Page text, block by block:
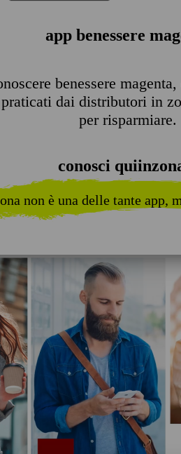
app benessere
benessere
dai distributori in
per risparmiare.
conosci
non è una delle tante app,